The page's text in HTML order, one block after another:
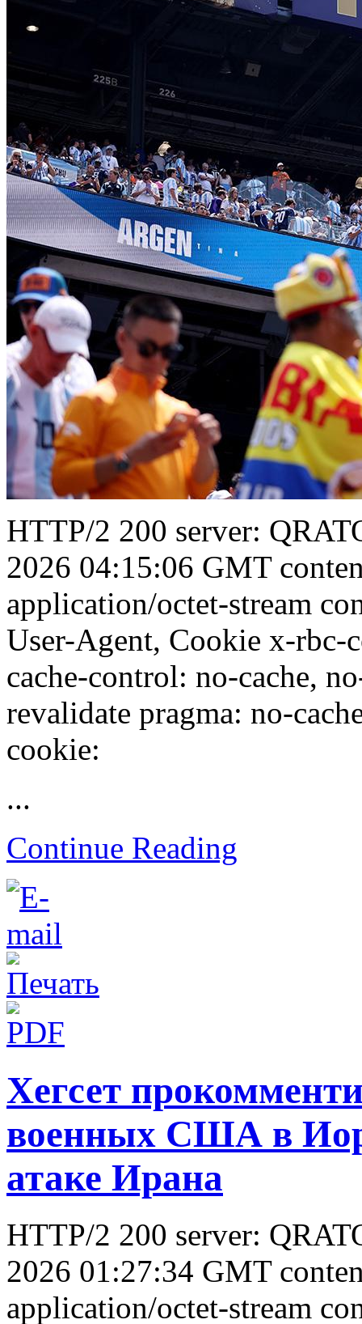
HTTP/2 200 server:
2026 04:15:06 GMT
application/octet-stream
User-Agent, Cookie x-rbc-
cache-control: no-cache,
revalidate pragma: no-
cookie:
...
Continue Reading
Хегсет
военных США в
атаке Ирана
HTTP/2 200 server:
2026 01:27:34 GMT
application/octet-stream